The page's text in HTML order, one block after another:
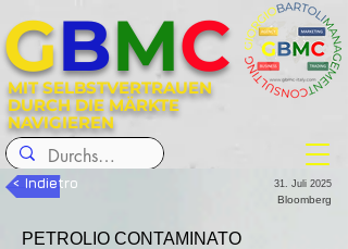
MIT SELBSTVERTRAUEN
DURCH DIE MÄRKTE
NAVIGIEREN
GBMC
< Indietro 31. Juli 2025
Bloomberg
PETROLIO CONTAMINATO